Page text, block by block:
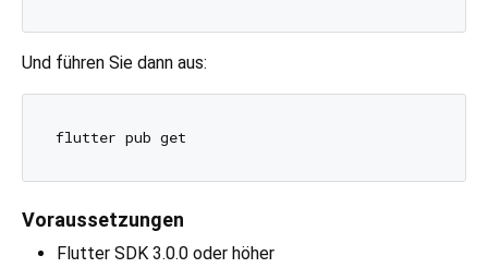
Und führen Sie dann aus:
Voraussetzungen
Flutter SDK 3.0.0 oder höher